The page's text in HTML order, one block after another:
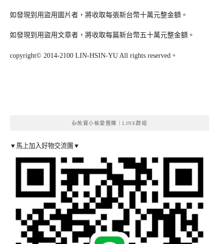
如發現到用盜用圖片者，將收取每張新台幣十萬元整金額。
如發現到用盜用文章者，將收取每篇新台幣五十萬元整金額。
copyright© 2014-2100 LIN-HSIN-YU All rights reserved。
👍熊寶小榆愛團購｜LINE群組
▼馬上加入好物交流團▼